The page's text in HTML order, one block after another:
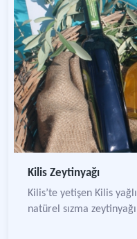
Kilis Zeytinyağı
Kilis’te yetişen Kilis
natürel sızma